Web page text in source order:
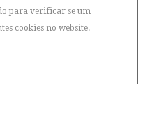
para verificar se um
cookies no website.